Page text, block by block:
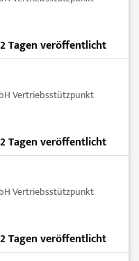
Tagen veröffentlicht
Vertriebsstützpunkt
Tagen veröffentlicht
Vertriebsstützpunkt
Tagen veröffentlicht